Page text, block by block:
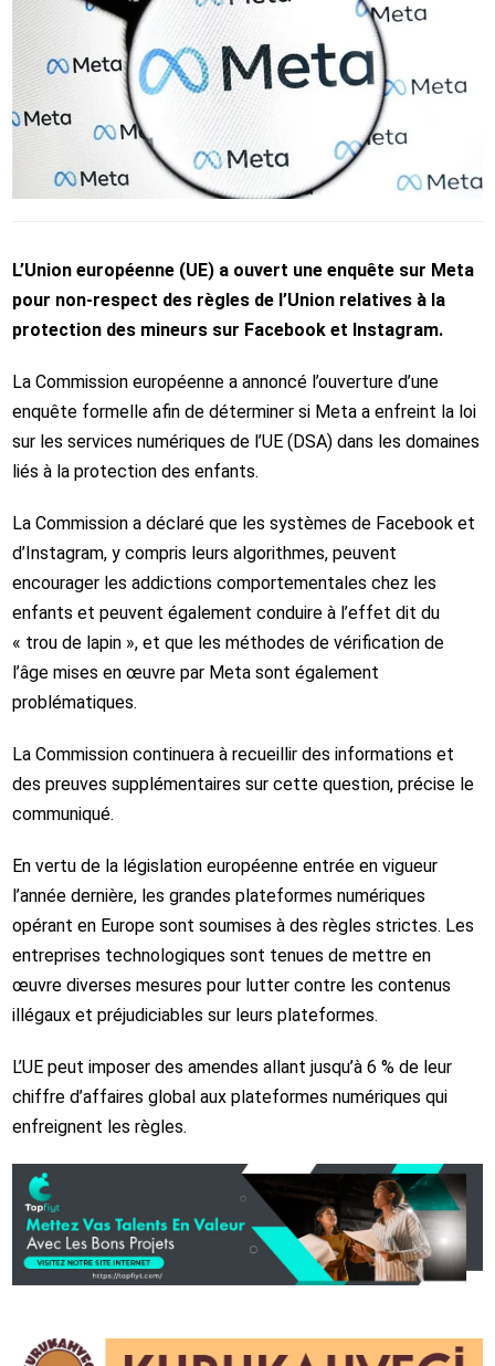
L’Union européenne (UE) a ouvert une enquête sur Meta
pour non-respect des règles de l’Union relatives à la
protection des mineurs sur Facebook et Instagram.
La Commission européenne a annoncé l’ouverture d’une
enquête formelle afin de déterminer si Meta a enfreint la loi
sur les services numériques de l’UE (DSA) dans les domaines
liés à la protection des enfants.
La Commission a déclaré que les systèmes de Facebook et
d’Instagram, y compris leurs algorithmes, peuvent
encourager les addictions comportementales chez les
enfants et peuvent également conduire à l’effet dit du
« trou de lapin », et que les méthodes de vérification de
l’âge mises en œuvre par Meta sont également
problématiques.
La Commission continuera à recueillir des informations et
des preuves supplémentaires sur cette question, précise le
communiqué.
En vertu de la législation européenne entrée en vigueur
l’année dernière, les grandes plateformes numériques
opérant en Europe sont soumises à des règles strictes. Les
entreprises technologiques sont tenues de mettre en
œuvre diverses mesures pour lutter contre les contenus
illégaux et préjudiciables sur leurs plateformes.
L’UE peut imposer des amendes allant jusqu’à 6 % de leur
chiffre d’affaires global aux plateformes numériques qui
enfreignent les règles.